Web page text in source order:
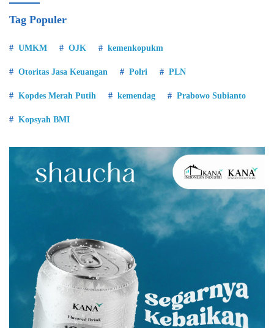
Tag Populer
UMKM OJK kemenkopukm
Otoritas Jasa Keuangan Polri PLN
Kopdes Merah Putih kemendag Prabowo Subianto
Kopsyah BMI